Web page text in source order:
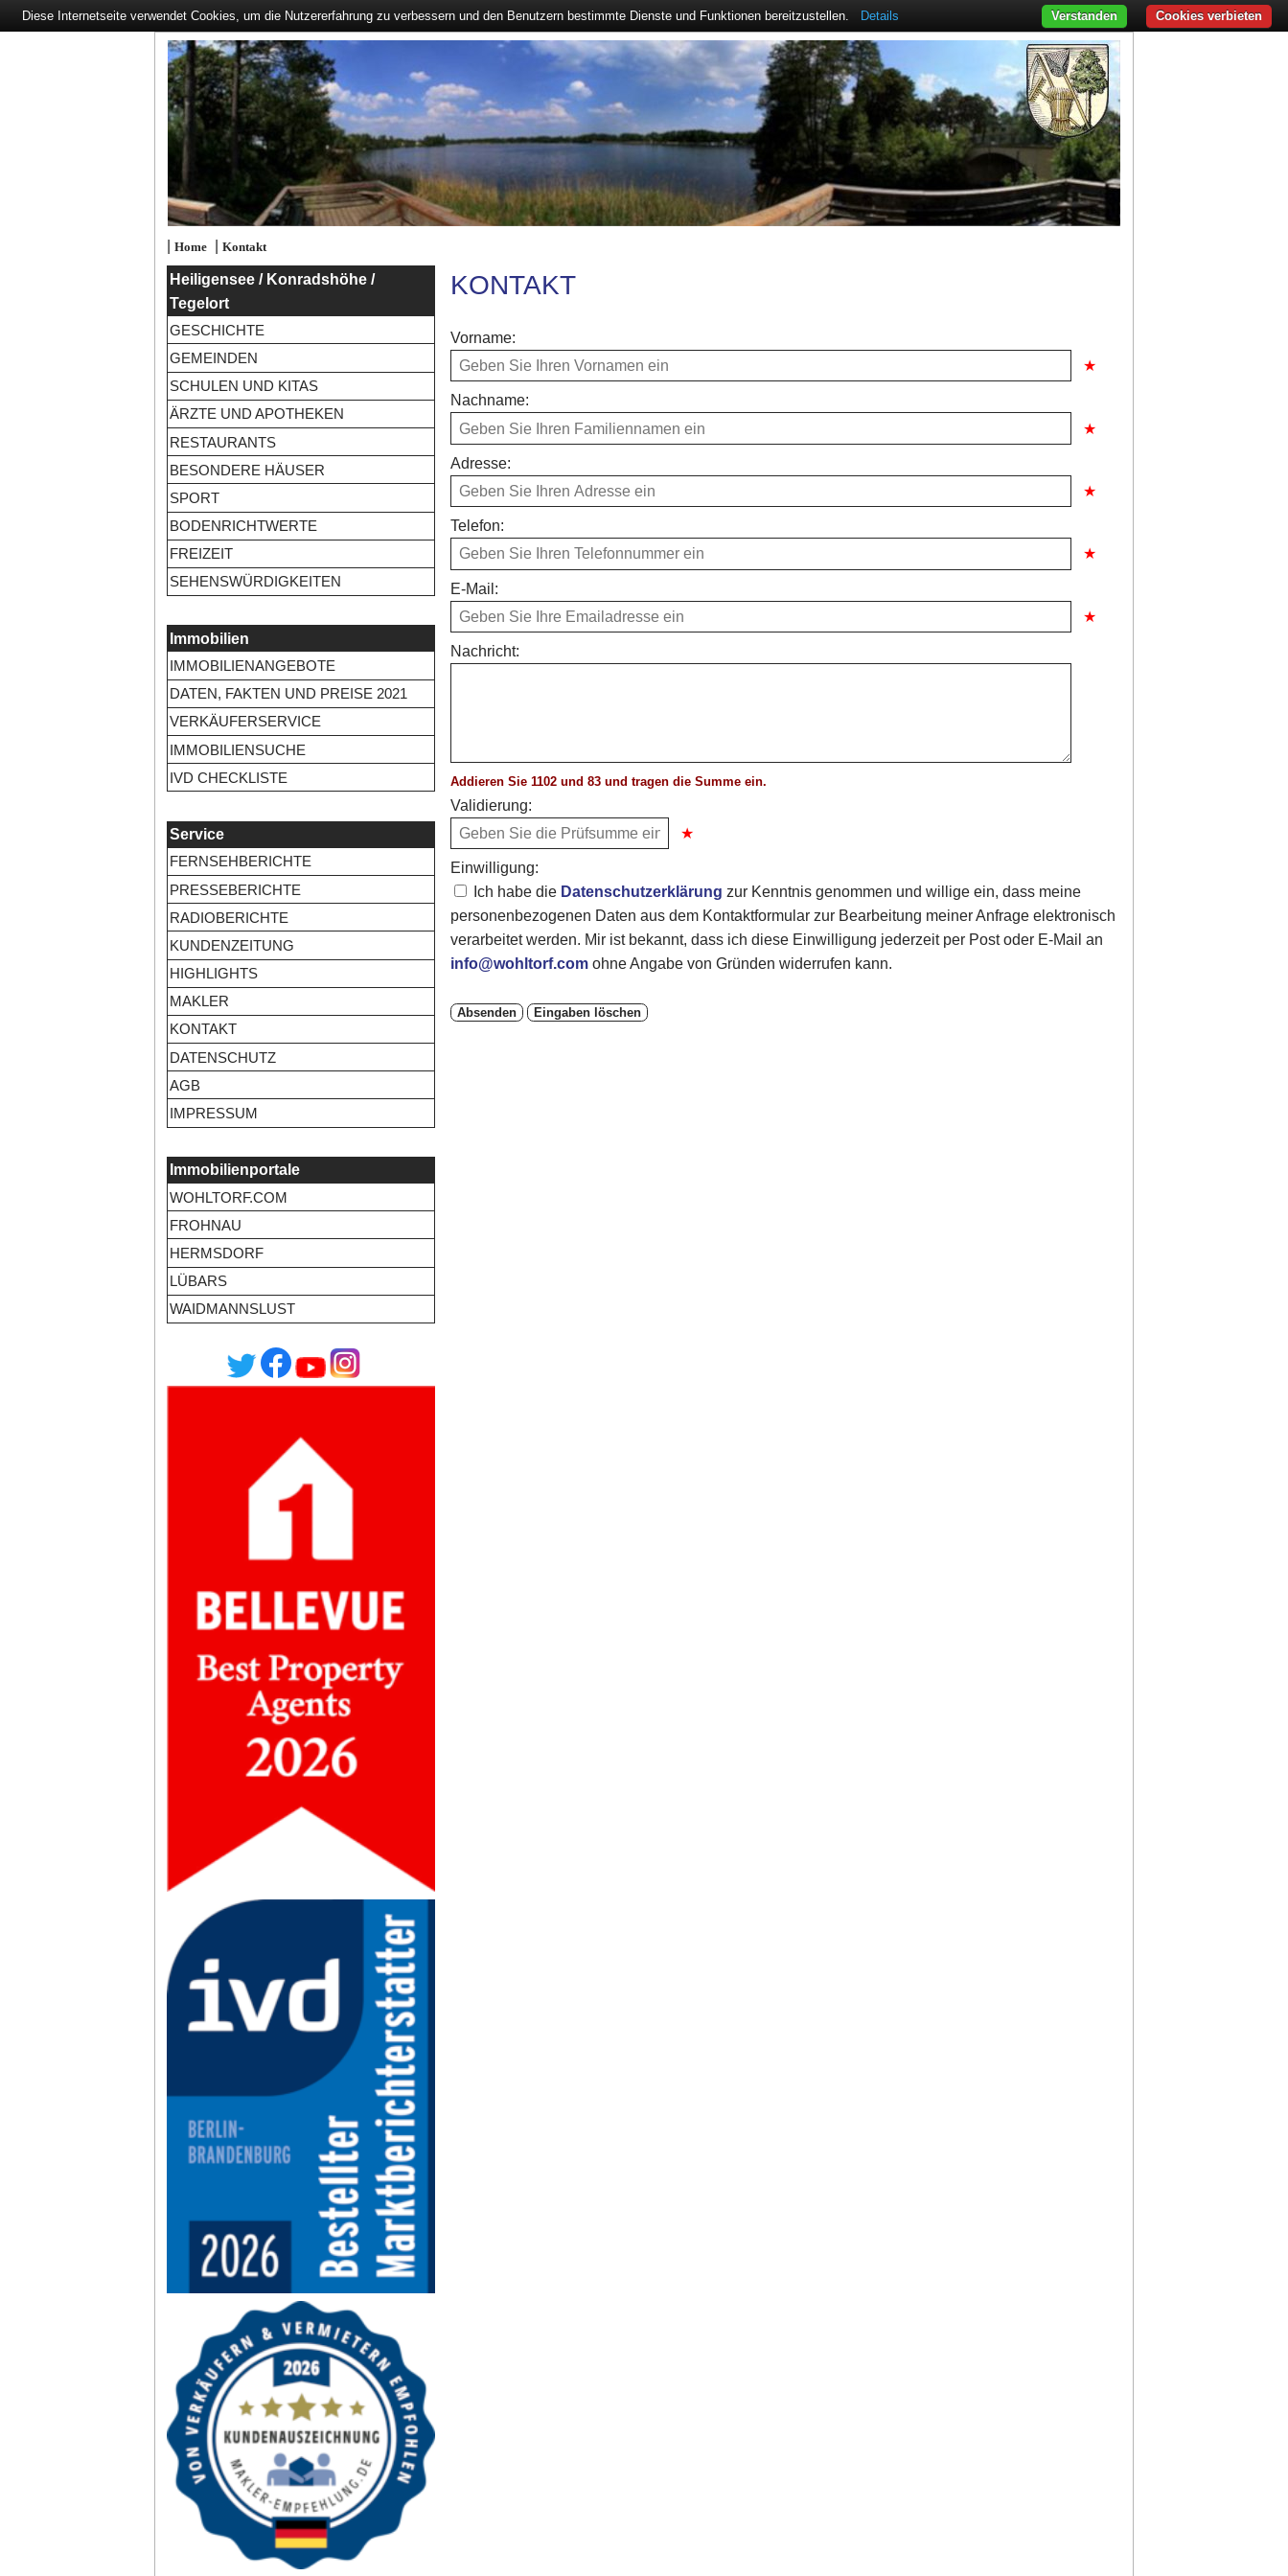
| Home| Kontakt
Heiligensee / Konradshöhe /
Tegelort
GESCHICHTE
GEMEINDEN
SCHULEN UND KITAS
ÄRZTE UND APOTHEKEN
RESTAURANTS
BESONDERE HÄUSER
SPORT
BODENRICHTWERTE
FREIZEIT
SEHENSWÜRDIGKEITEN
Immobilien
IMMOBILIENANGEBOTE
DATEN, FAKTEN UND PREISE 2021
VERKÄUFERSERVICE
IMMOBILIENSUCHE
IVD CHECKLISTE
Service
FERNSEHBERICHTE
PRESSEBERICHTE
RADIOBERICHTE
KUNDENZEITUNG
HIGHLIGHTS
MAKLER
KONTAKT
DATENSCHUTZ
AGB
IMPRESSUM
Immobilienportale
WOHLTORF.COM
FROHNAU
HERMSDORF
LÜBARS
WAIDMANNSLUST
KONTAKT
Vorname:
Nachname:
Adresse:
Telefon:
E-Mail:
Nachricht:
Addieren Sie 1102 und 83 und tragen die Summe ein.
Validierung:
Einwilligung:
Ich habe die Datenschutzerklärung zur Kenntnis genommen und willige ein, dass meine
personenbezogenen Daten aus dem Kontaktformular zur Bearbeitung meiner Anfrage elektronisch
verarbeitet werden. Mir ist bekannt, dass ich diese Einwilligung jederzeit per Post oder E-Mail an
info@wohltorf.comohne Angabe von Gründen widerrufen kann.
Absenden Eingaben löschen
Diese Internetseite verwendet Cookies, um die Nutzererfahrung zu verbessern und den Benutzern bestimmte Dienste und Funktionen bereitzustellen. Details Cookies verbieten
Verstanden